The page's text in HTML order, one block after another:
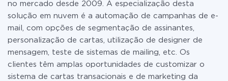
no mercado desde 2009. A especialização desta
solução em nuvem é a automação de campanhas de e-
mail, com opções de segmentação de assinantes,
personalização de cartas, utilização de designer de
mensagem, teste de sistemas de mailing, etc. Os
clientes têm amplas oportunidades de customizar o
sistema de cartas transacionais e de marketing da